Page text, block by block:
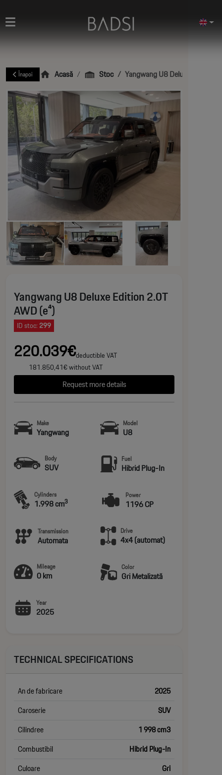
Înapoi Acasă Stoc Yangwang U8 Deluxe Edition
Yangwang U8 Deluxe Edition 2.0T
AWD (e⁴)
ID stoc: 299
220.039€deductible VAT
181.850,41€ without VAT
Request more details
Make
Yangwang
Model
U8
Body
SUV
Fuel
Hibrid Plug-In
Cylinders
1.998 cm3
Power
1196 CP
Transmission
Automata
Drive
4x4 (automat)
Mileage
0 km
Color
Gri Metalizată
Year
2025
TECHNICAL SPECIFICATIONS
An de fabricare
2025
Caroserie
SUV
Cilindree
1 998 cm3
Combustibil
Hibrid Plug-In
Culoare
Gri